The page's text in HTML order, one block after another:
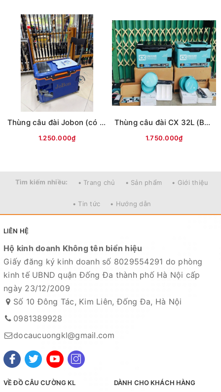
- Khay mồi có thanh chia đa năng
- Dây đeo dày bản to tạo cảm giác êm ái khi đeo
thùng.
- Pass chống cần
- Pas giỏ cá .
- Pass bát mồi. Thùng câu đài Jobon (có tựa lưng, đủ phụ kiện)
1.250.000₫
Thùng câu đài CX 32L (Bản L9) -có tựa lưng
1.750.000₫
Tìm kiếm nhiều: • Trang chủ • Sản phẩm • Giới thiệu
• Tin tức • Hướng dẫn
LIÊN HỆ
Hộ kinh doanh Không tên biển hiệu
Giấy đăng ký kinh doanh số 8029554291 do phòng
kinh tế UBND quận Đống Đa thành phố Hà Nội cấp
ngày 23/12/2009
Số 10 Đông Tác, Kim Liên, Đống Đa, Hà Nội
0981389928
docaucuongkl@gmail.com
VỀ ĐỒ CÂU CƯỜNG KL DÀNH CHO KHÁCH HÀNG